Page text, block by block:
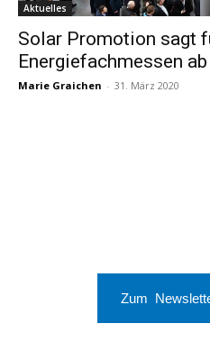
Aktuelles
Solar Promotion sagt
Energiefachmessen ab
Marie Graichen - 31. März 2020
Zum